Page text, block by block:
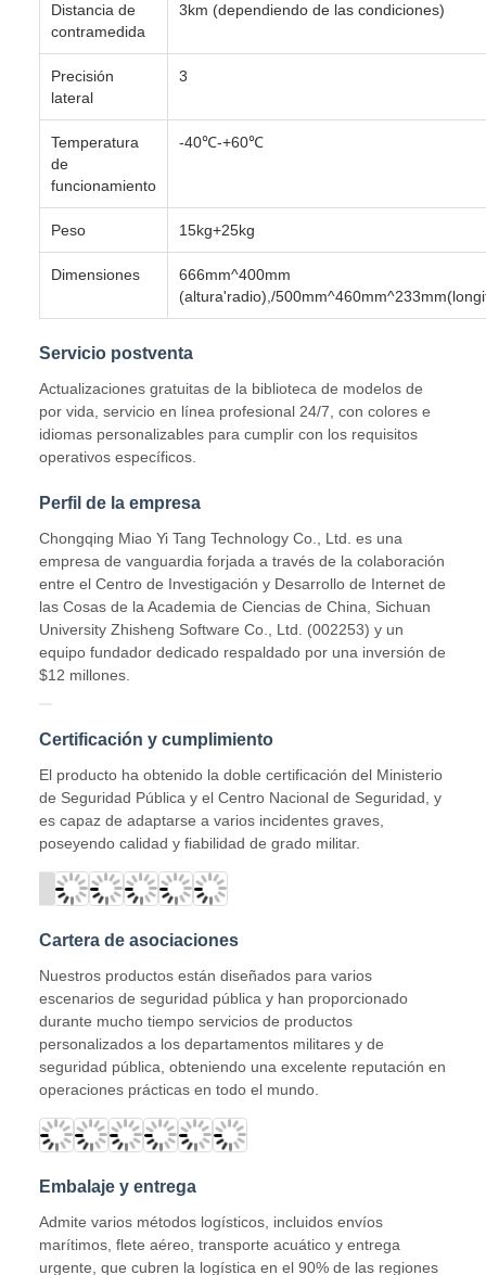
Distancia de
contramedida
3km (dependiendo de las condiciones)
Precisión
lateral
3
Temperatura
de
funcionamiento
-40℃-+60℃
Peso 15kg+25kg
Dimensiones
666mm^400mm
(altura'radio),/
Servicio postventa
Actualizaciones gratuitas de la biblioteca de modelos de
por vida, servicio en línea profesional 24/7, con colores e
idiomas personalizables para cumplir con los requisitos
operativos específicos.
Perfil de la empresa
Chongqing Miao Yi Tang Technology Co., Ltd. es una
empresa de vanguardia forjada a través de la colaboración
entre el Centro de Investigación y Desarrollo de Internet de
las Cosas de la Academia de Ciencias de China, Sichuan
University Zhisheng Software Co., Ltd. (002253) y un
equipo fundador dedicado respaldado por una inversión de
$12 millones.
Certificación y cumplimiento
El producto ha obtenido la doble certificación del Ministerio
de Seguridad Pública y el Centro Nacional de Seguridad, y
es capaz de adaptarse a varios incidentes graves,
poseyendo calidad y fiabilidad de grado militar.
Cartera de asociaciones
Nuestros productos están diseñados para varios
escenarios de seguridad pública y han proporcionado
durante mucho tiempo servicios de productos
personalizados a los departamentos militares y de
seguridad pública, obteniendo una excelente reputación en
operaciones prácticas en todo el mundo.
Embalaje y entrega
Admite varios métodos logísticos, incluidos envíos
marítimos, flete aéreo, transporte acuático y entrega
urgente, que cubren la logística en el 90% de las regiones